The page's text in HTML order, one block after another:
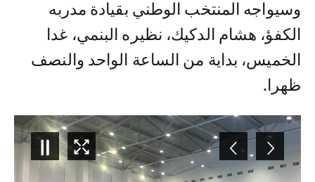
وسيواجه المنتخب الوطني بقيادة مدربه
الكفؤ، هشام الدكيك، نظيره البنمي، غدا
الخميس، بداية من الساعة الواحد والنصف
ظهرا.